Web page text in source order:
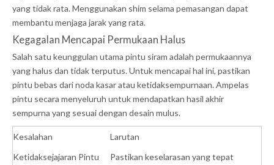
yang tidak rata. Menggunakan shim selama pemasangan dapat
membantu menjaga jarak yang rata.
Kegagalan Mencapai Permukaan Halus
Salah satu keunggulan utama pintu siram adalah permukaannya
yang halus dan tidak terputus. Untuk mencapai hal ini, pastikan
pintu bebas dari noda kasar atau ketidaksempurnaan. Ampelas
pintu secara menyeluruh untuk mendapatkan hasil akhir
sempurna yang sesuai dengan desain mulus.
Kesalahan
Larutan
Ketidaksejajaran Pintu
Pastikan keselarasan yang tepat